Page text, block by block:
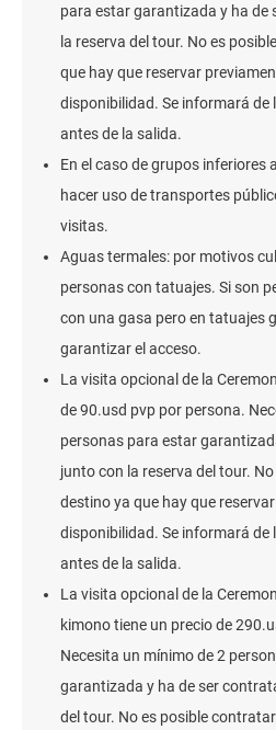
para estar garantizada y ha de
la reserva del tour. No es
que hay que reservar
disponibilidad. Se informará de
antes de la salida.
En el caso de grupos inferiores
hacer uso de transportes
visitas.
Aguas termales: por motivos
personas con tatuajes. Si son
con una gasa pero en tatuajes
garantizar el acceso.
La visita opcional de la
de 90.usd pvp por persona.
personas para estar
junto con la reserva del tour.
destino ya que hay que
disponibilidad. Se informará de
antes de la salida.
La visita opcional de la
kimono tiene un precio de
Necesita un mínimo de 2
garantizada y ha de ser
del tour. No es posible